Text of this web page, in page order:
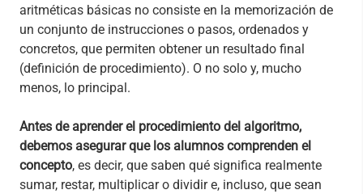
aritméticas básicas no consiste en la memorización de
un conjunto de instrucciones o pasos, ordenados y
concretos, que permiten obtener un resultado final
(definición de procedimiento). O no solo y, mucho
menos, lo principal.
Antes de aprender el procedimiento del algoritmo,
debemos asegurar que los alumnos comprenden el
concepto, es decir, que saben qué significa realmente
sumar, restar, multiplicar o dividir e, incluso, que sean